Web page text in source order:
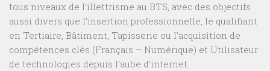
tous niveaux de l’illettrisme au BTS, avec des objectifs
aussi divers que l’insertion professionnelle, le qualifiant
en Tertiaire, Bâtiment, Tapisserie ou l’acquisition de
compétences clés (Français – Numérique) et Utilisateur
de technologies depuis l’aube d’internet.